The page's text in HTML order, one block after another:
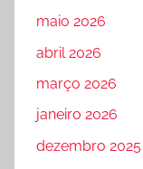
maio 2026
abril 2026
março 2026
janeiro 2026
dezembro 2025